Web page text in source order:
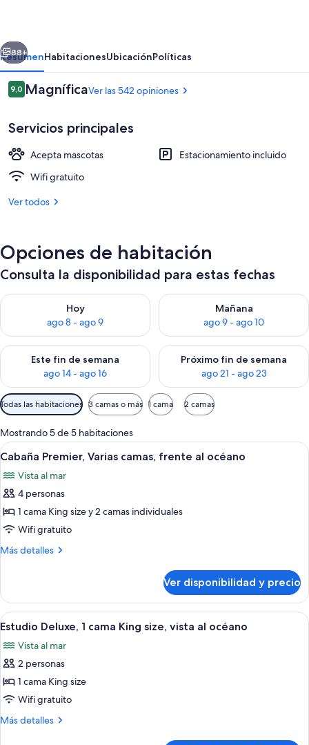
Siguiente
88+
ResumenHabitacionesUbicaciónPolíticas
Opiniones
9,09,0 de 10
MagníficaVer las 542 opiniones
Servicios principales
Acepta mascotas
Estacionamiento incluido
Wifi gratuito
Ver todos
Opciones de habitación
Consulta la disponibilidad para estas fechas
Hoy
ago 8 - ago 9
Consulta la disponibilidad para hoy ago 8 - ago 9
Mañana
ago 9 - ago 10
Consulta la disponibilidad
Este fin de semana
ago 14 - ago 16
Consulta la disponibilidad para este fin de semana ago 14 -
Próximo fin de semana
ago 21 - ago 23
Consulta la disponibilidad
Filtros
disponibles
para
las
habitaciones
Todas las habitaciones 3 camas o más 1 cama 2 camas
Mostrando 5 de 5 habitaciones
Ver
todas
las
fotos
de
Cabaña
Premier,
frente
al
océano
Un dormitorio con cama, mesita de
17
Cabaña Premier, Varias camas, frente al océano
Vista al mar
4 personas
1 cama King size y 2 camas individuales
Wifi gratuito
Más detalles
Más
Premier,
Varias
camas,
al
océano
Ver disponibilidad y precio
Ver
todas
las
fotos
de
Estudio
Deluxe,
Una habitación de hotel moderna
6
Estudio Deluxe, 1 cama King size, vista al océano
Vista al mar
2 personas
1 cama King size
Wifi gratuito
Más detalles
Más